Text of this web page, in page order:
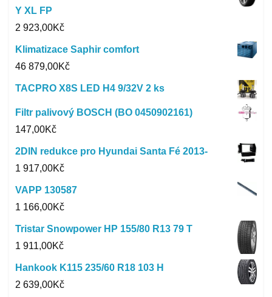
Y XL FP
2 923,00Kč
Klimatizace Saphir comfort
46 879,00Kč
TACPRO X8S LED H4 9/32V 2 ks
Filtr palivový BOSCH (BO 0450902161)
147,00Kč
2DIN redukce pro Hyundai Santa Fé 2013-
1 917,00Kč
VAPP 130587
1 166,00Kč
Tristar Snowpower HP 155/80 R13 79 T
1 911,00Kč
Hankook K115 235/60 R18 103 H
2 639,00Kč